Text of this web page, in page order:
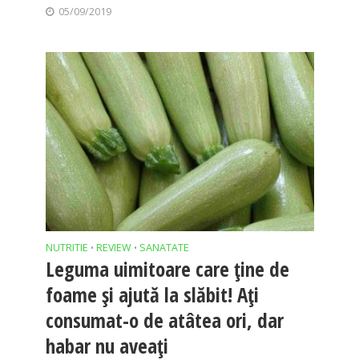
05/09/2019
NUTRITIE • REVIEW • SANATATE
Leguma uimitoare care ţine de
foame şi ajută la slăbit! Aţi
consumat-o de atâtea ori, dar
habar nu aveaţi